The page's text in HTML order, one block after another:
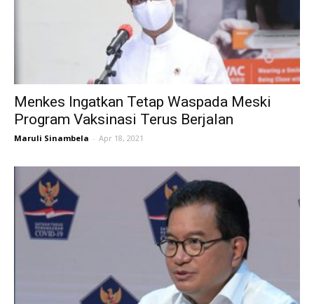
Menkes Ingatkan Tetap Waspada Meski
Program Vaksinasi Terus Berjalan
Maruli Sinambela - Apr 18, 2021